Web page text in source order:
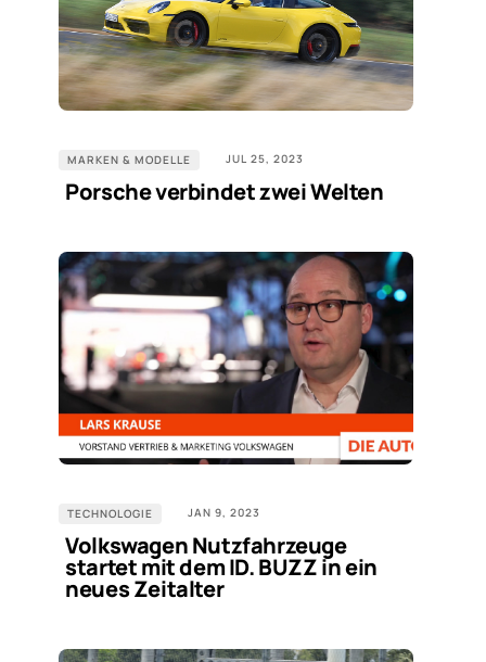
MARKEN & MODELLE JUL 25, 2023
Porsche verbindet zwei Welten
TECHNOLOGIE JAN 9, 2023
Volkswagen Nutzfahrzeuge
startet mit dem ID. BUZZ in ein
neues Zeitalter